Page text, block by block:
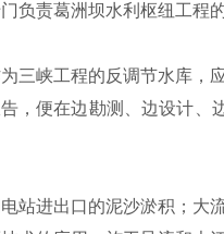
负责葛洲坝水利枢纽工程
峡工程的反调节水库，
，便在边勘测、边设计、
进出口的泥沙淤积；大